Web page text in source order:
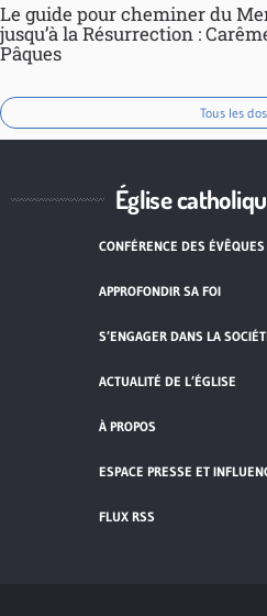
Le guide pour cheminer du
jusqu’à la Résurrection :
Pâques
Tous les
Église
CONFÉRENCE DES
APPROFONDIR SA FOI
S’ENGAGER DANS LA
ACTUALITÉ DE L’ÉGLISE
À PROPOS
ESPACE PRESSE ET
FLUX RSS